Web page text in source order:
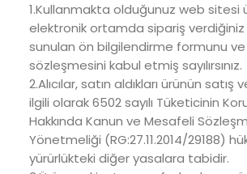
SEPET
1.Kullanmakta olduğunuz web sitesi
elektronik ortamda sipariş
sunulan ön bilgilendirme formunu
sözleşmesini kabul etmiş sayılırsınız.
2.Alıcılar, satın aldıkları ürünün satış
ilgili olarak 6502 sayılı Tüketicinin
Hakkında Kanun ve Mesafeli
Yönetmeliği (RG:27.11.2014/29188)
yürürlükteki diğer yasalara tabidir.